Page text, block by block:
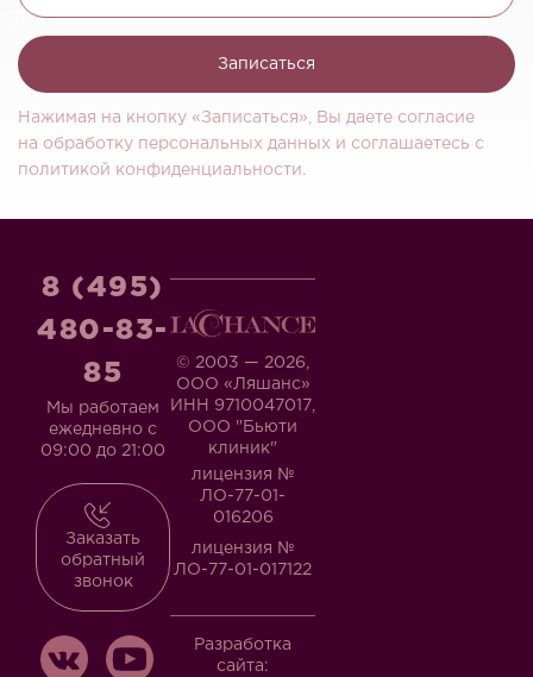
Записаться
Нажимая на кнопку «Записаться», Вы даете согласие
на обработку персональных данных и соглашаетесь c
политикой конфиденциальности.
© 2003 — 2026,
ООО «Ляшанс»
ИНН 9710047017,
ООО "Бьюти
клиник"
лицензия №
ЛО-77-01-
016206
лицензия №
ЛО-77-01-017122
Разработка
сайта:
8 (495)
480-83-
85
Мы работаем
ежедневно с
09:00 до 21:00
Заказать
обратный
звонок